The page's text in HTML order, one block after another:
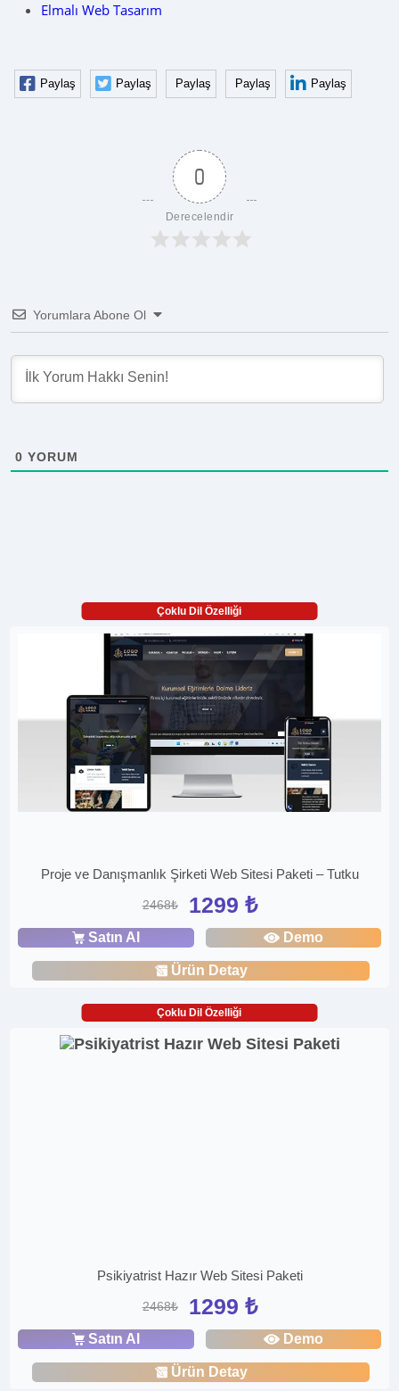
Elmalı Web Tasarım
Paylaş Paylaş Paylaş Paylaş Paylaş
0
Derecelendir
Yorumlara Abone Ol
0 YORUM
Çoklu Dil Özelliği
Proje ve Danışmanlık Şirketi Web Sitesi Paketi – Tutku
2468₺ 1299 ₺
Satın Al Demo
Ürün Detay
Çoklu Dil Özelliği
Psikiyatrist Hazır Web Sitesi Paketi
2468₺ 1299 ₺
Satın Al Demo
Ürün Detay